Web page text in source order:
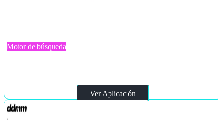
Motor de búsqueda
Ver Aplicación